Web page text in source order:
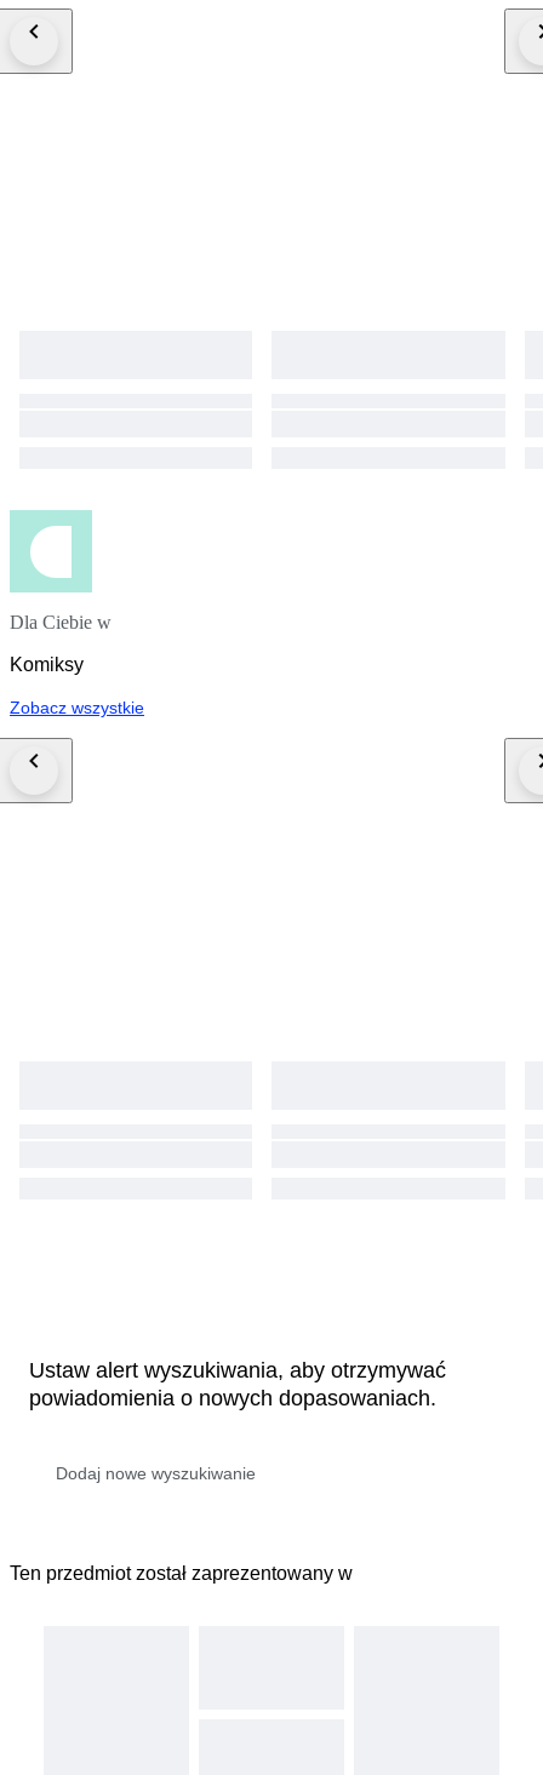
Dla Ciebie w
Komiksy
Zobacz wszystkie
Ustaw alert wyszukiwania, aby otrzymywać
powiadomienia o nowych dopasowaniach.
Ten przedmiot został zaprezentowany w